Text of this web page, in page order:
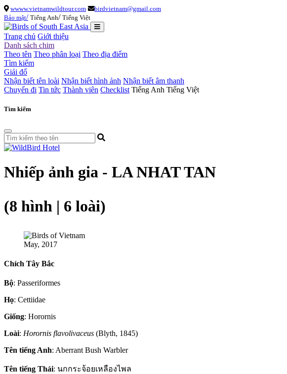
wwww.vietnamwildtour.com
birdvietnam@gmail.com
Bảo mật/ Tiếng Anh/ Tiếng Việt
Trang chủ Giới thiệu
Danh sách chim
Theo tên Theo phân loại Theo địa điểm
Tìm kiếm
Giải đố
Nhận biết tên loài Nhận biết hình ảnh Nhận biết âm thanh
Chuyến đi Tin tức Thành viên Checklist Tiếng Anh Tiếng Việt
Tìm kiếm
Nhiếp ảnh gia - LA NHAT TAN
(8 hình | 6 loài)
May, 2017
Chích Tây Bắc
Bộ: Passeriformes
Họ: Cettiidae
Giống: Horornis
Loài: Horornis flavolivaceus (Blyth, 1845)
Tên tiếng Anh: Aberrant Bush Warbler
Tên tiếng Thái: นกกระจ้อยเหลืองไพล